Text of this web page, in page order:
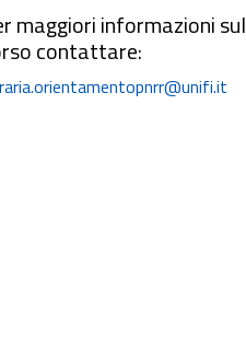
maggiori informazioni sul
contattare: